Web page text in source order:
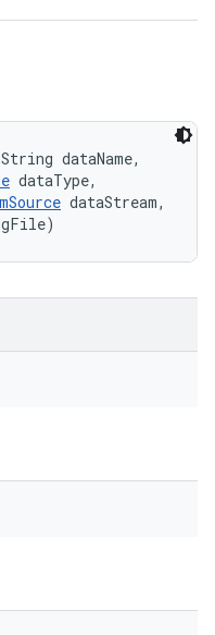
dataName,
dataType,
dataStream,